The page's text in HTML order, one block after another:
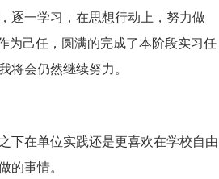
逐一学习，在思想行动上，努力做
为己任，圆满的完成了本阶段实习任
将会仍然继续努力。
下在单位实践还是更喜欢在学校自由
的事情。